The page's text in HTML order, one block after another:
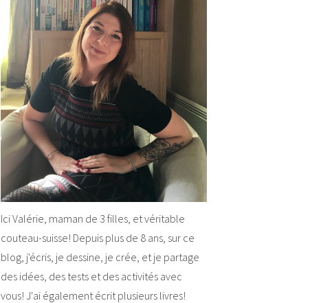
Ici Valérie, maman de 3 filles, et véritable
couteau-suisse! Depuis plus de 8 ans, sur ce
blog, j'écris, je dessine, je crée, et je partage
des idées, des tests et des activités avec
vous! J'ai également écrit plusieurs livres!